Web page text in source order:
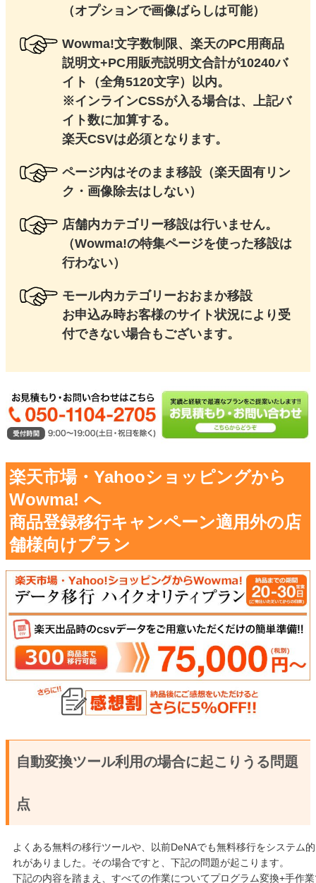
（オプションで画像ばらしは可能）
Wowma!文字数制限、楽天のPC用商品
説明文+PC用販売説明文合計が10240バ
イト（全角5120文字）以内。
※インラインCSSが入る場合は、上記バ
イト数に加算する。
楽天CSVは必須となります。
ページ内はそのまま移設（楽天固有リン
ク・画像除去はしない）
店舗内カテゴリー移設は行いません。
（Wowma!の特集ページを使った移設は
行わない）
モール内カテゴリーおおまか移設
お申込み時お客様のサイト状況により受
付できない場合もございます。
楽天市場・Yahooショッピングから
Wowma! へ
商品登録移行キャンペーン適用外の店
舗様向けプラン
自動変換ツール利用の場合に起こりうる問題
点
よくある無料の移行ツールや、以前DeNAでも無料移行をシステム
れがありました。その場合ですと、下記の問題が起こります。
下記の内容を踏まえ、すべての作業についてプログラム変換+手作